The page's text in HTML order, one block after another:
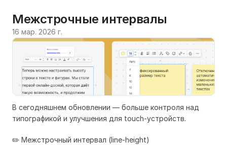
Межстрочные интервалы
16 мар. 2026 г.
В сегодняшнем обновлении — больше контроля над
типографикой и улучшения для touch-устройств.
✏️ Межстрочный интервал (line-height)